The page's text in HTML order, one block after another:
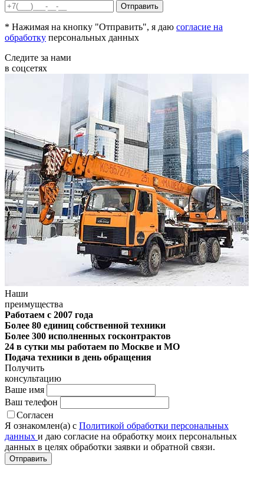
* Нажимая на кнопку "Отправить", я даю согласие на
обработку персональных данных
Следите за нами
в соцсетях
Наши
преимущества
Работаем с 2007 года
Более 80 единиц собственной техники
Более 300 исполненных госконтрактов
24 в сутки мы работаем по Москве и МО
Подача техники в день обращения
Получить
консультацию
Ваше имя
Ваш телефон
Согласен
Я ознакомлен(а) с Политикой обработки персональных
данных и даю согласие на обработку моих персональных
данных в целях обработки заявки и обратной связи.